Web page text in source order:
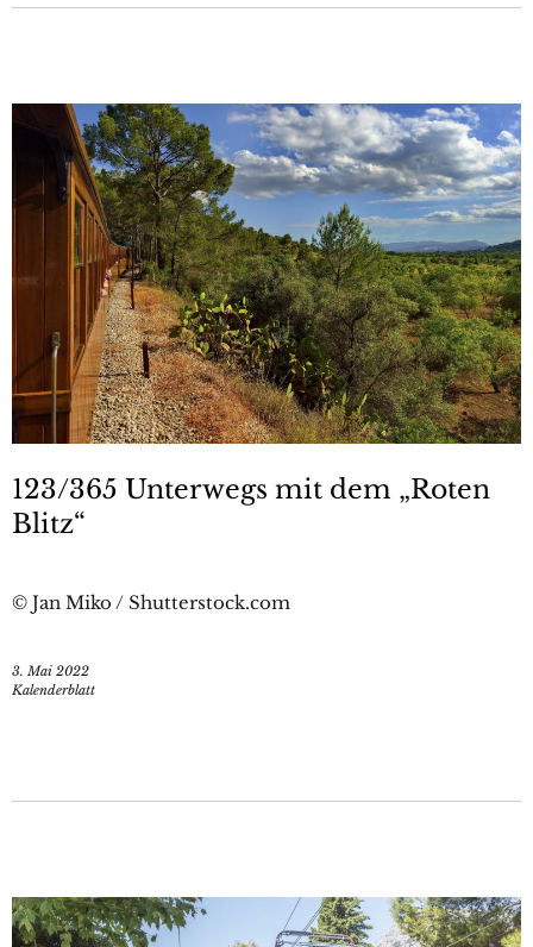
123/365 Unterwegs mit dem „Roten
Blitz“
© Jan Miko / Shutterstock.com
3. Mai 2022
Kalenderblatt